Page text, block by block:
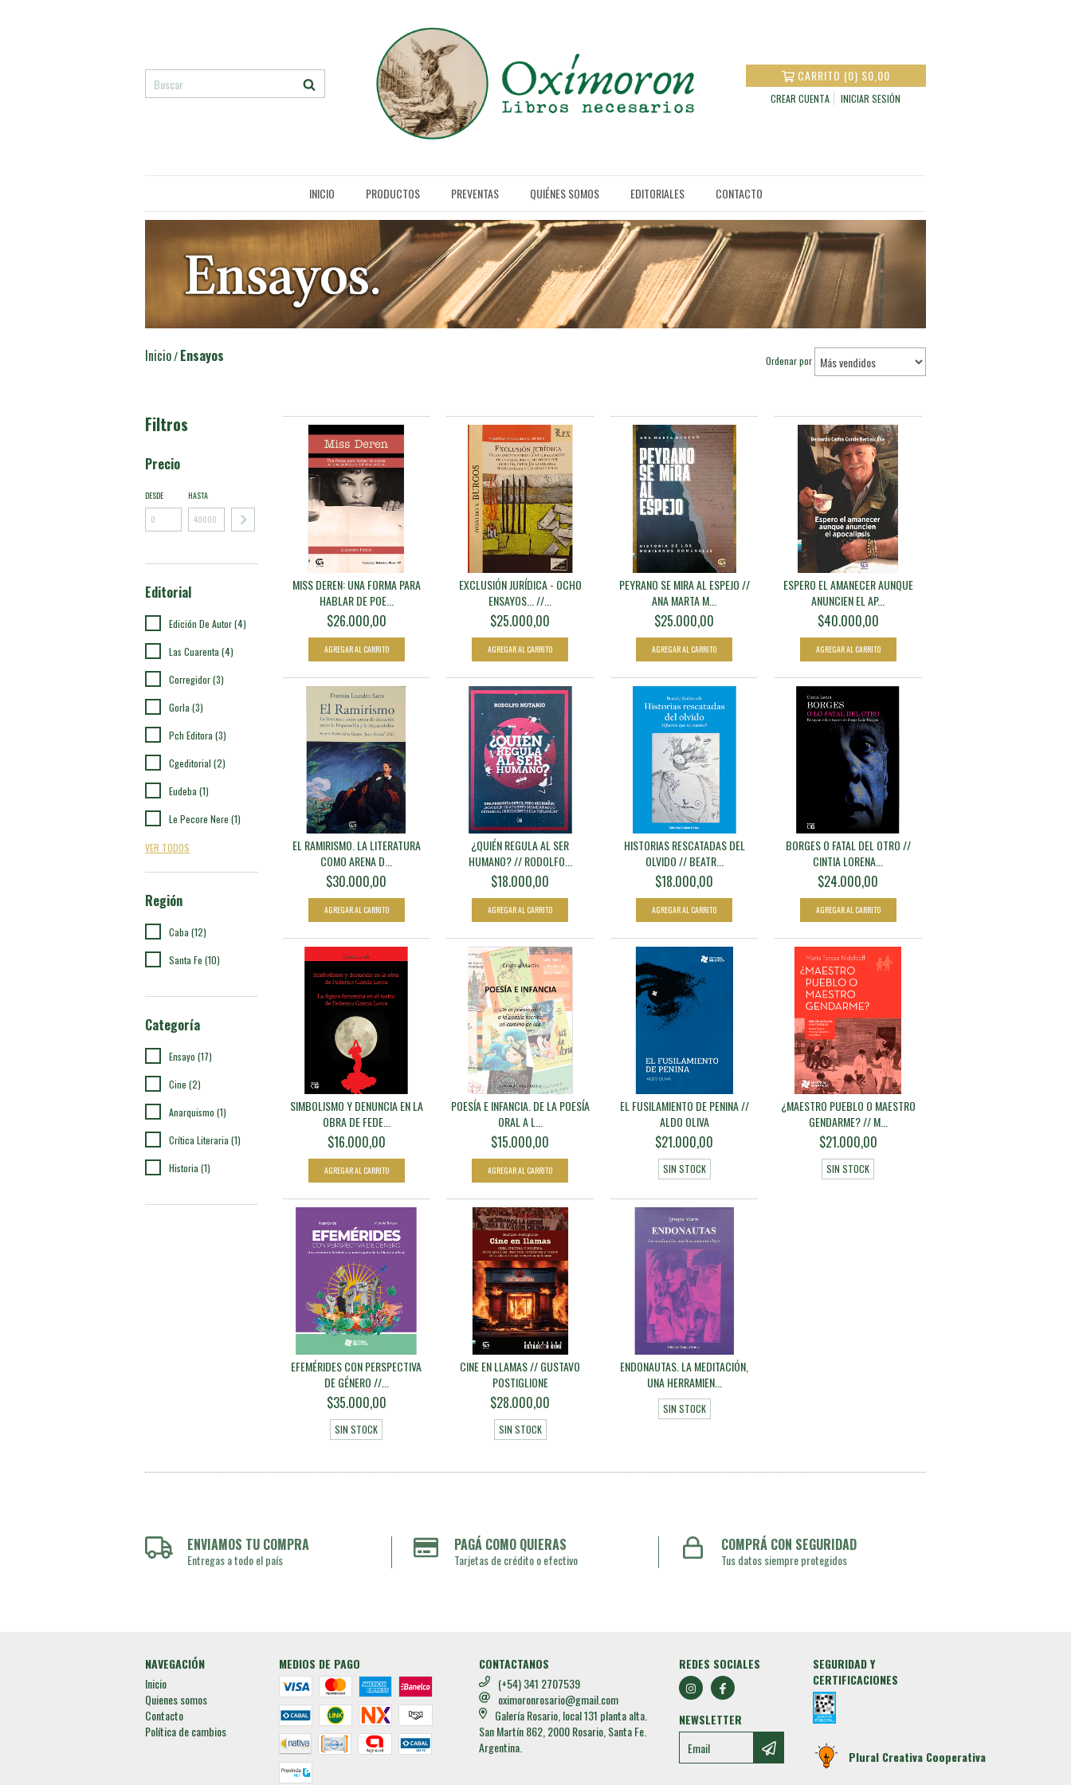
CARRITO (0) $0,00
CREAR CUENTA INICIAR SESIÓN
INICIO PRODUCTOS PREVENTAS QUIÉNES SOMOS EDITORIALES CONTACTO
Inicio/Ensayos Ordenar por
Filtros
Precio
DESDE HASTA
Editorial
Edición De Autor (4)
Las Cuarenta (4)
Corregidor (3)
Gorla (3)
Pch Editora (3)
Cgeditorial (2)
Eudeba (1)
Le Pecore Nere (1)
VER TODOS
Región
Caba (12)
Santa Fe (10)
Categoría
Ensayo (17)
Cine (2)
Anarquismo (1)
Crítica Literaria (1)
Historia (1)
MISS DEREN: UNA FORMA PARA
HABLAR DE POE...
$26.000,00
EXCLUSIÓN JURÍDICA - OCHO
ENSAYOS... //...
$25.000,00
PEYRANO SE MIRA AL ESPEJO //
ANA MARTA M...
$25.000,00
ESPERO EL AMANECER AUNQUE
ANUNCIEN EL AP...
$40.000,00
EL RAMIRISMO. LA LITERATURA
COMO ARENA D...
$30.000,00
¿QUIÉN REGULA AL SER
HUMANO? // RODOLFO...
$18.000,00
HISTORIAS RESCATADAS DEL
OLVIDO // BEATR...
$18.000,00
BORGES O FATAL DEL OTRO //
CINTIA LORENA...
$24.000,00
SIMBOLISMO Y DENUNCIA EN LA
OBRA DE FEDE...
$16.000,00
POESÍA E INFANCIA. DE LA POESÍA
ORAL A L...
$15.000,00
EL FUSILAMIENTO DE PENINA //
ALDO OLIVA
$21.000,00
SIN STOCK
¿MAESTRO PUEBLO O MAESTRO
GENDARME? // M...
$21.000,00
SIN STOCK
EFEMÉRIDES CON PERSPECTIVA
DE GÉNERO //...
$35.000,00
SIN STOCK
CINE EN LLAMAS // GUSTAVO
POSTIGLIONE
$28.000,00
SIN STOCK
ENDONAUTAS. LA MEDITACIÓN,
UNA HERRAMIEN...
SIN STOCK
ENVIAMOS TU COMPRA
Entregas a todo el país
PAGÁ COMO QUIERAS
Tarjetas de crédito o efectivo
COMPRÁ CON SEGURIDAD
Tus datos siempre protegidos
NAVEGACIÓN
Inicio
Quienes somos
Contacto
Política de cambios
MEDIOS DE PAGO
CONTACTANOS
(+54) 341 2707539
oximoronrosario@gmail.com
Galería Rosario, local 131 planta alta.
San Martín 862, 2000 Rosario, Santa Fe.
Argentina.
REDES SOCIALES
NEWSLETTER
SEGURIDAD Y
CERTIFICACIONES
Plural Creativa Cooperativa